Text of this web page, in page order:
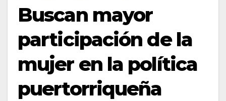
Buscan mayor
participación de la
mujer en la política
puertorriqueña